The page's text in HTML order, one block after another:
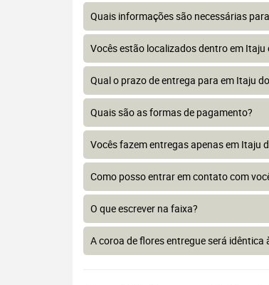
Quais informações são necessárias
Vocês estão localizados dentro em Itaju
Qual o prazo de entrega para em Itaju
Quais são as formas de pagamento?
Vocês fazem entregas apenas em Itaju
Como posso entrar em contato com
O que escrever na faixa?
A coroa de flores entregue será